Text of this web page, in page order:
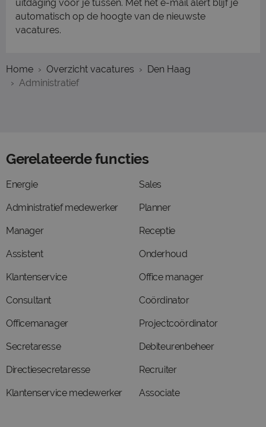
uitdaging voor je tussen. Met het e-mail alert blijf je
automatisch op de hoogte van de nieuwste
vacatures.
Home Overzicht vacatures
Den Haag
Administratief
Gerelateerde functies
Energie
Administratief medewerker
Manager
Assistent
Klantenservice
Consultant
Officemanager
Secretaresse
Directiesecretaresse
Klantenservice medewerker
Sales
Planner
Receptie
Onderhoud
Office manager
Coördinator
Projectcoördinator
Debiteurenbeheer
Recruiter
Associate